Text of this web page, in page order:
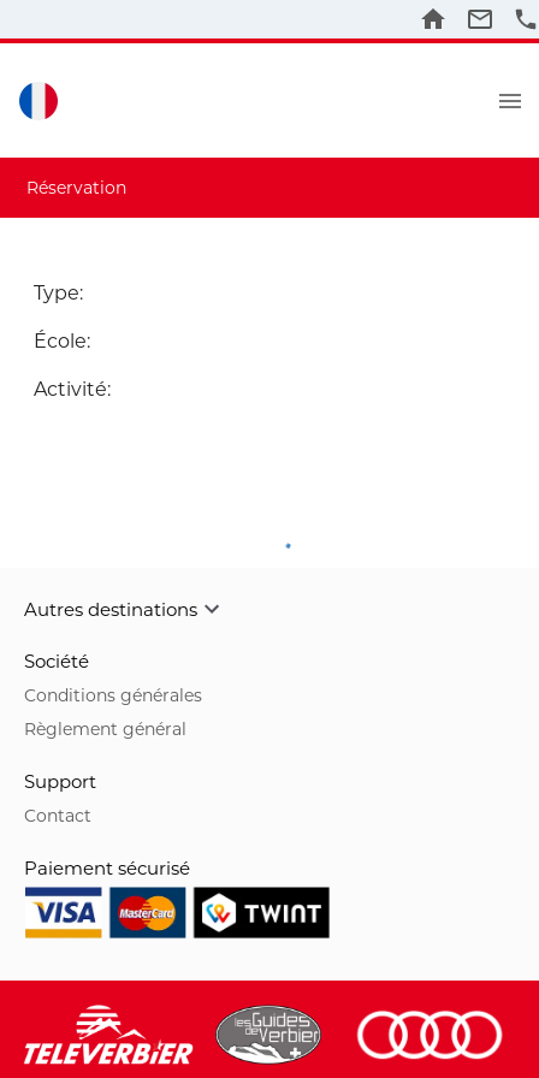
Réservation
Type:
École:
Activité:
Autres destinations
Société
Conditions générales
Règlement général
Support
Contact
Paiement sécurisé